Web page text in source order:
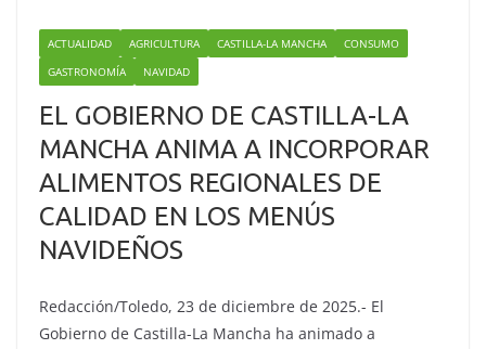
ACTUALIDAD AGRICULTURA CASTILLA-LA MANCHA
CONSUMO
GASTRONOMÍA
NAVIDAD
EL GOBIERNO DE CASTILLA-LA
MANCHA ANIMA A INCORPORAR
ALIMENTOS REGIONALES DE
CALIDAD EN LOS MENÚS
NAVIDEÑOS
Redacción/Toledo, 23 de diciembre de 2025.- El
Gobierno de Castilla-La Mancha ha animado a